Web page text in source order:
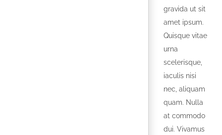
gravida ut sit
amet ipsum.
Quisque vitae
urna
scelerisque,
iaculis nisi
nec, aliquam
quam. Nulla
at commodo
dui. Vivamus